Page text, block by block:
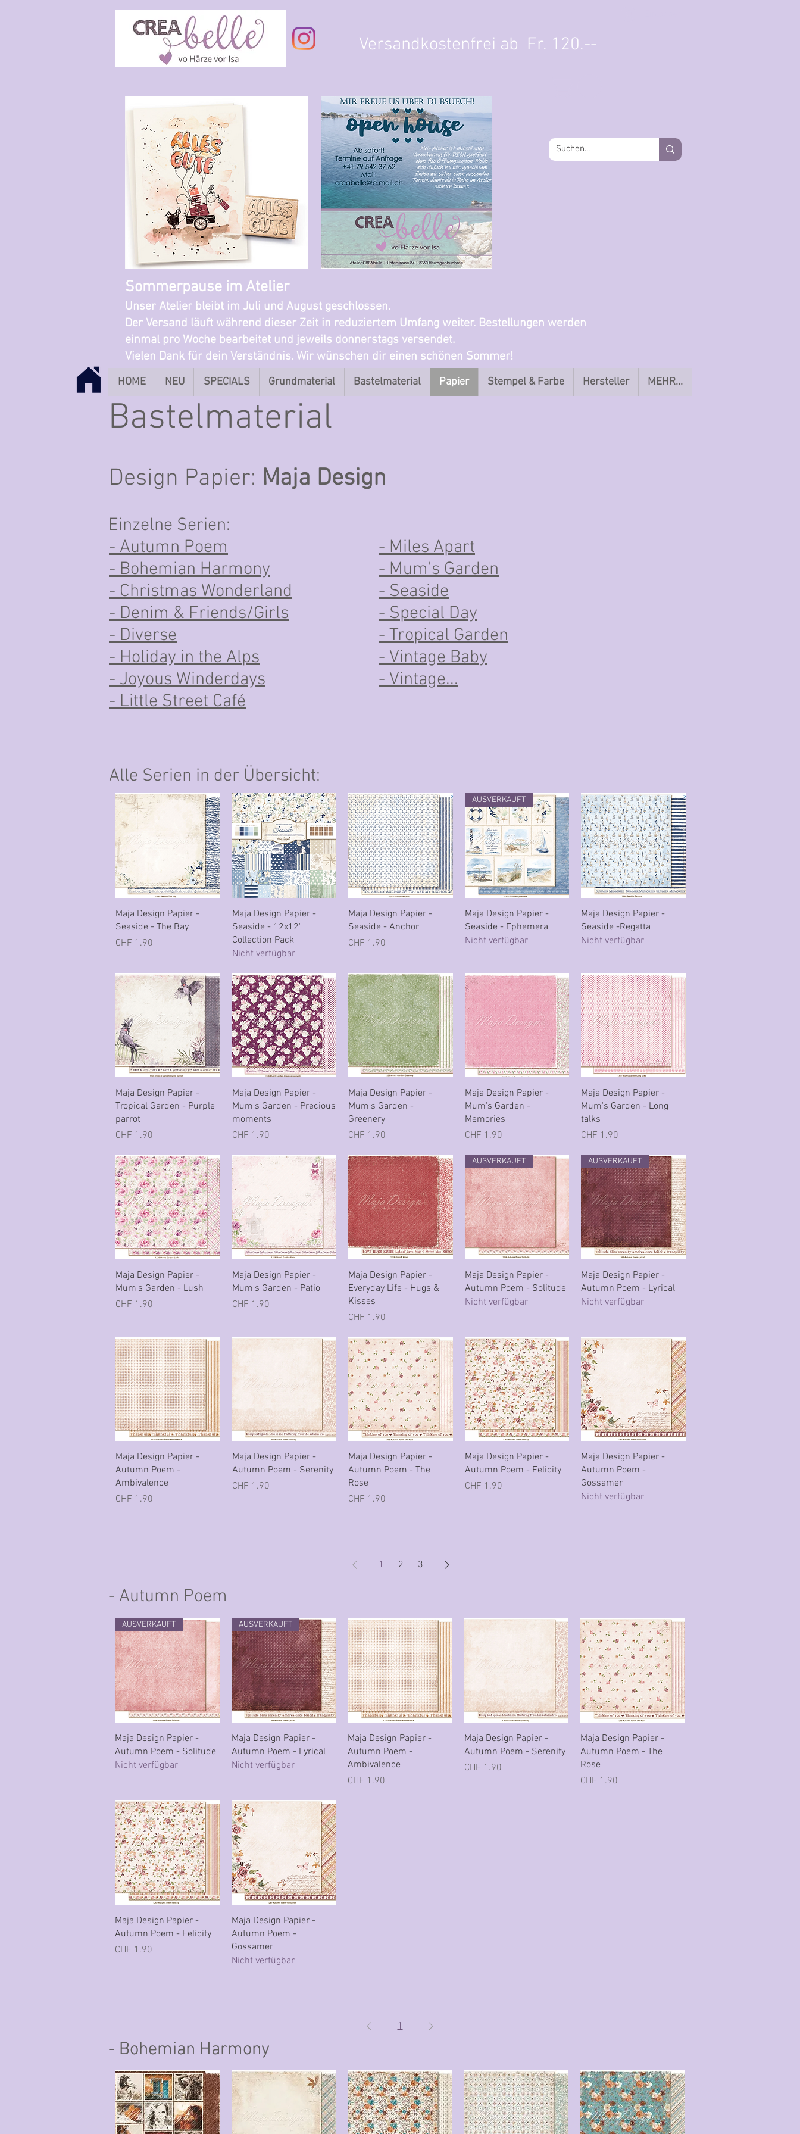
Versandkostenfrei ab Fr. 120.--
Sommerpause im Atelier
Unser Atelier bleibt im Juli und August geschlossen.
Der Versand läuft während dieser Zeit in reduziertem Umfang weiter. Bestellungen werden
einmal pro Woche bearbeitet und jeweils donnerstags versendet.
Vielen Dank für dein Verständnis. Wir wünschen dir einen schönen Sommer!
HOME NEU SPECIALS Grundmaterial Bastelmaterial Papier Stempel & Farbe Hersteller MEHR...
Bastelmaterial
Design Papier: Maja Design
Einzelne Serien:
- Autumn Poem
- Bohemian Harmony
- Christmas Wonderland
- Denim & Friends/Girls
- Diverse
- Holiday in the Alps
- Joyous Winderdays
- Miles Apart
- Mum's Garden
- Seaside
- Special Day
- Tropical Garden
- Vintage Baby
- Vintage...
- Little Street Café
Alle Serien in der Übersicht:
Schnellansicht
Maja Design Papier -
Seaside - The Bay
Preis
CHF 1.90
Schnellansicht
Maja Design Papier -
Seaside - 12x12"
Collection Pack
Nicht verfügbar
Schnellansicht
Maja Design Papier -
Seaside - Anchor
Preis
CHF 1.90
Schnellansicht
AUSVERKAUFT
Maja Design Papier -
Seaside - Ephemera
Nicht verfügbar
Schnellansicht
Maja Design Papier -
Seaside -Regatta
Nicht verfügbar
Schnellansicht
Maja Design Papier -
Tropical Garden - Purple
parrot
Preis
CHF 1.90
Schnellansicht
Maja Design Papier -
Mum's Garden - Precious
moments
Preis
CHF 1.90
Schnellansicht
Maja Design Papier -
Mum's Garden -
Greenery
Preis
CHF 1.90
Schnellansicht
Maja Design Papier -
Mum's Garden -
Memories
Preis
CHF 1.90
Schnellansicht
Maja Design Papier -
Mum's Garden - Long
talks
Preis
CHF 1.90
Schnellansicht
Maja Design Papier -
Mum's Garden - Lush
Preis
CHF 1.90
Schnellansicht
Maja Design Papier -
Mum's Garden - Patio
Preis
CHF 1.90
Schnellansicht
Maja Design Papier -
Everyday Life - Hugs &
Kisses
Preis
CHF 1.90
Schnellansicht
AUSVERKAUFT
Maja Design Papier -
Autumn Poem - Solitude
Nicht verfügbar
Schnellansicht
AUSVERKAUFT
Maja Design Papier -
Autumn Poem - Lyrical
Nicht verfügbar
Schnellansicht
Maja Design Papier -
Autumn Poem -
Ambivalence
Preis
CHF 1.90
Schnellansicht
Maja Design Papier -
Autumn Poem - Serenity
Preis
CHF 1.90
Schnellansicht
Maja Design Papier -
Autumn Poem - The
Rose
Preis
CHF 1.90
Schnellansicht
Maja Design Papier -
Autumn Poem - Felicity
Preis
CHF 1.90
Schnellansicht
Maja Design Papier -
Autumn Poem -
Gossamer
Nicht verfügbar
1 2 3
- Autumn Poem
Schnellansicht
AUSVERKAUFT
Maja Design Papier -
Autumn Poem - Solitude
Nicht verfügbar
Schnellansicht
AUSVERKAUFT
Maja Design Papier -
Autumn Poem - Lyrical
Nicht verfügbar
Schnellansicht
Maja Design Papier -
Autumn Poem -
Ambivalence
Preis
CHF 1.90
Schnellansicht
Maja Design Papier -
Autumn Poem - Serenity
Preis
CHF 1.90
Schnellansicht
Maja Design Papier -
Autumn Poem - The
Rose
Preis
CHF 1.90
Schnellansicht
Maja Design Papier -
Autumn Poem - Felicity
Preis
CHF 1.90
Schnellansicht
Maja Design Papier -
Autumn Poem -
Gossamer
Nicht verfügbar
1
- Bohemian Harmony
- Bohemian Harmony